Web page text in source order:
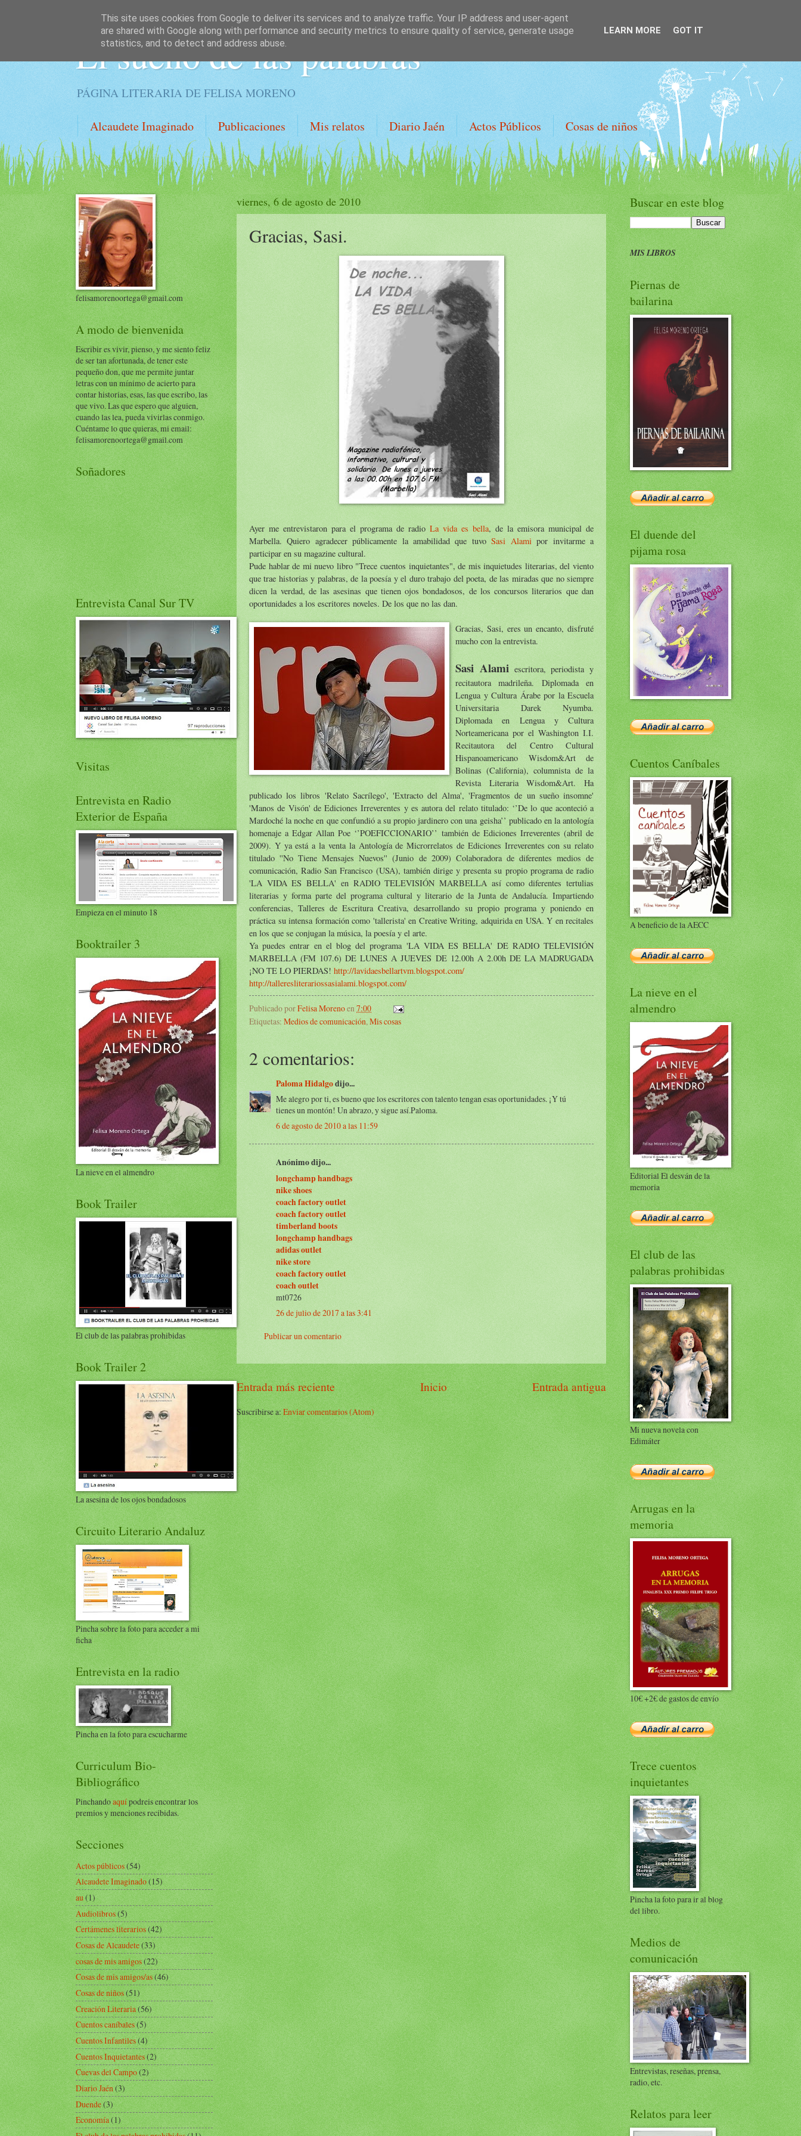
El sueño de las palabras
PÁGINA LITERARIA DE FELISA MORENO
Alcaudete Imaginado Publicaciones Mis relatos Diario Jaén Actos Públicos Cosas de niños
viernes, 6 de agosto de 2010
Gracias, Sasi.
Ayer me entrevistaron para el programa de radio La vida es bella, de la emisora municipal de
Marbella. Quiero agradecer públicamente la amabilidad que tuvoSasi Alami por invitarme a
participar en su magazine cultural.
Pude hablar de mi nuevo libro "Trece cuentos inquietantes", de mis inquietudes literarias, del viento
que trae historias y palabras, de la poesía y el duro trabajo del poeta, de las miradas que no siempre
dicen la verdad, de las asesinas que tienen ojos bondadosos, de los concursos literarios que dan
oportunidades a los escritores noveles. De los que no las dan.
Gracias, Sasi, eres unencanto, disfruté
mucho con la entrevista.
Sasi Alami escritora, periodista y
recitautora madrileña. Diplomada en
Lengua y Cultura Árabe por la Escuela
Universitaria Darek Nyumba.
Diplomada en Lengua y Cultura
Norteamericana por el Washington I.I.
Recitautora del Centro Cultural
Hispanoamericano Wisdom&Art de
Bolinas (California), columnista de la
Revista Literaria Wisdom&Art. Ha
publicado los libros 'Relato Sacrílego', 'Extracto del Alma', 'Fragmentos de un sueño insomne'
'Manos de Visón' de Ediciones Irreverentes y es autora del relato titulado: ‘’De lo que aconteció a
Mardoché la noche en que confundió a su propio jardinero con una geisha’’ publicado en la antología
homenaje a Edgar Allan Poe ‘’POEFICCIONARIO’’ también de Ediciones Irreverentes (abril de
2009). Y ya está a la venta la Antología de Microrrelatos de Ediciones Irreverentes con su relato
titulado ''No Tiene Mensajes Nuevos'' (Junio de 2009) Colaboradora de diferentes medios de
comunicación, Radio San Francisco (USA), también dirige y presenta su propio programa de radio
'LA VIDA ES BELLA' en RADIO TELEVISIÓN MARBELLA así como diferentes tertulias
literarias y forma parte del programa cultural y literario de la Junta de Andalucía. Impartiendo
conferencias, Talleres de Escritura Creativa, desarrollando su propio programa y poniendo en
práctica su intensa formación como 'tallerista' en Creative Writing, adquirida en USA. Y en recitales
en los que se conjugan la música, la poesía y el arte.
Ya puedes entrar en el blog del programa 'LA VIDA ES BELLA' DE RADIO TELEVISIÓN
MARBELLA (FM 107.6) DE LUNES A JUEVES DE 12.00h A 2.00h DE LA MADRUGADA
¡NO TE LO PIERDAS! http://lavidaesbellartvm.blogspot.com/
http://talleresliterariossasialami.blogspot.com/
Publicado porFelisa Morenoen 7:00
Etiquetas: Medios de comunicación, Mis cosas
2 comentarios:
Paloma Hidalgodijo...
Me alegro por ti, es bueno que los escritores con talento tengan esas oportunidades. ¡Y tú
tienes un montón! Un abrazo, y sigue así.Paloma.
6 de agosto de 2010 a las 11:59
Anónimo dijo...
longchamp handbags
nike shoes
coach factory outlet
coach factory outlet
timberland boots
longchamp handbags
adidas outlet
nike store
coach factory outlet
coach outlet
mt0726
26 de julio de 2017 a las 3:41
Publicar un comentario
Entrada más reciente Entrada antigua
Inicio
Suscribirse a:Enviar comentarios (Atom)
felisamorenoortega@gmail.com
A modo de bienvenida
Escribir es vivir, pienso, y me siento feliz
de ser tan afortunada, de tener este
pequeño don, que me permite juntar
letras con un mínimo de acierto para
contar historias, esas, las que escribo, las
que vivo. Las que espero que alguien,
cuando las lea, pueda vivirlas conmigo.
Cuéntame lo que quieras, mi email:
felisamorenoortega@gmail.com
Soñadores
Entrevista Canal Sur TV
Visitas
Entrevista en Radio
Exterior de España
Empieza en el minuto 18
Booktrailer 3
La nieve en el almendro
Book Trailer
El club de las palabras prohibidas
Book Trailer 2
La asesina de los ojos bondadosos
Circuito Literario Andaluz
Pincha sobre la foto para acceder a mi
ficha
Entrevista en la radio
Pincha en la foto para escucharme
Curriculum Bio-
Bibliográfico
Pinchandoaquípodreis encontrar los
premios y menciones recibidas.
Secciones
Actos públicos(54)
Alcaudete Imaginado(15)
au(1)
Audiolibros(5)
Certámenes literarios(42)
Cosas de Alcaudete(33)
cosas de mis amigos(22)
Cosas de mis amigos/as(46)
Cosas de niños(51)
Creación Literaria(56)
Cuentos caníbales(5)
Cuentos Infantiles(4)
Cuentos Inquietantes(2)
Cuevas del Campo(2)
Diario Jaén(3)
Duende(3)
Economía(1)
Buscar en este blog
MIS LIBROS
Piernas de
bailarina
El duende del
pijama rosa
Cuentos Caníbales
A beneficio de la AECC
La nieve en el
almendro
Editorial El desván de la
memoria
El club de las
palabras prohibidas
Mi nueva novela con
Edimáter
Arrugas en la
memoria
10€ +2€ de gastos de envío
Trece cuentos
inquietantes
Pincha la foto para ir al blog
del libro.
Medios de
comunicación
Entrevistas, reseñas, prensa,
radio, etc.
Relatos para leer
This site uses cookies from Google to deliver its services and to analyze traffic. Your IP address and user-agent
are shared with Google along with performance and security metrics to ensure quality of service, generate usage
statistics, and to detect and address abuse.
LEARN MORE GOT IT